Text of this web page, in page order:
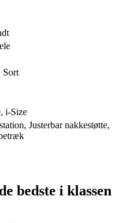
Sort
i-Size
Justerbar nakkestøtte,
bedste i klassen